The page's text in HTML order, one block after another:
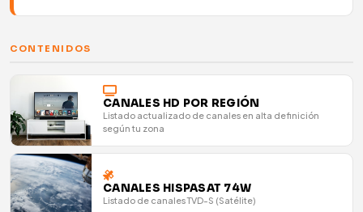
CONTENIDOS
CANALES HD POR REGIÓN
Listado actualizado de canales en alta definición
según tu zona
CANALES HISPASAT 74W
Listado de canales TVD-S (Satélite)